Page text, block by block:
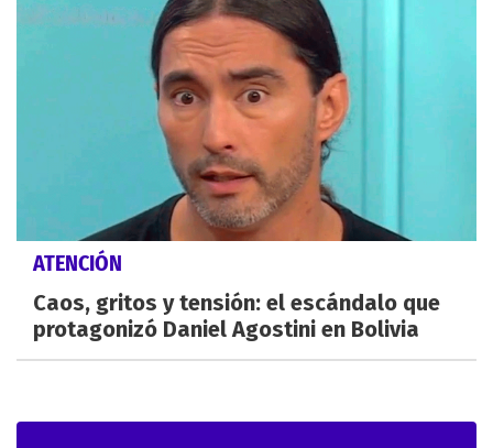
ATENCIÓN
Caos, gritos y tensión: el escándalo que
protagonizó Daniel Agostini en Bolivia